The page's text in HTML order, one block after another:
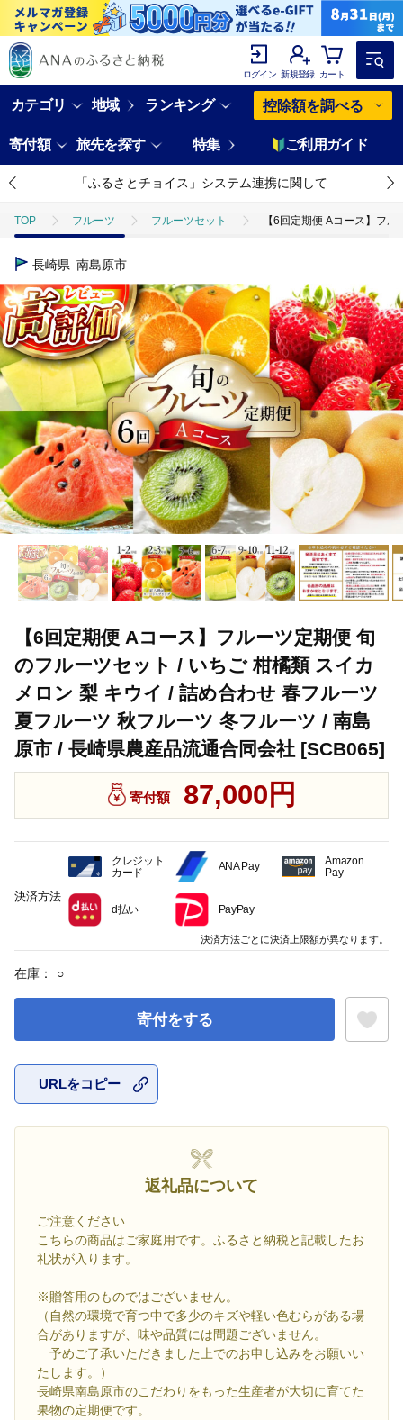
ログイン 新規登録 カート
カテゴリ 地域 ランキング 控除額を調べる
寄付額 旅先を探す 特集 ご利用ガイド
「ふるさとチョイス」システム連携に関して
TOP フルーツ フルーツセット 【6回定期便 Aコース】フ
長崎県 南島原市
【6回定期便 Aコース】フルーツ定期便 旬
のフルーツセット / いちご 柑橘類 スイカ
メロン 梨 キウイ / 詰め合わせ 春フルーツ
夏フルーツ 秋フルーツ 冬フルーツ / 南島
原市 / 長崎県農産品流通合同会社 [SCB065]
寄付額 87,000円
在庫： ○
寄付をする
URLをコピー
返礼品について
ご注意ください
こちらの商品はご家庭用です。ふるさと納税と記載したお
礼状が入ります。
※贈答用のものではございません。
（自然の環境で育つ中で多少のキズや軽い色むらがある場
合がありますが、味や品質には問題ございません。
予めご了承いただきました上でのお申し込みをお願いい
たします。）
長崎県南島原市のこだわりをもった生産者が大切に育てた
果物の定期便です。
決済方法
クレジット
カード
ANA Pay
Amazon
Pay
d払い PayPay
決済方法ごとに決済上限額が異なります。